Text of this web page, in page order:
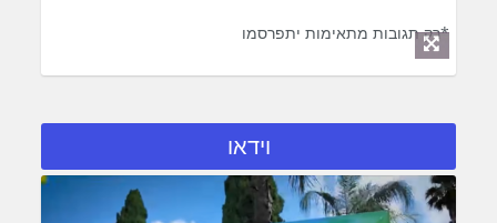
*רק תגובות מתאימות יתפרסמו
וידאו